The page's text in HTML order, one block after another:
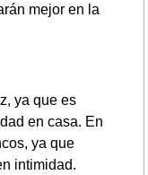
mejor en la
ya que es
en casa. En
ya que
intimidad.